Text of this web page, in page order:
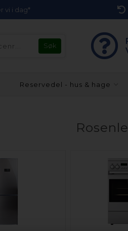
vi i dag*
Reservedel - hus & hage